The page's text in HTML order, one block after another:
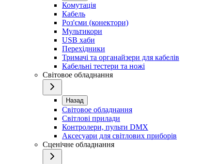
Комутація
Кабель
Роз'єми (конектори)
Мультикори
USB хаби
Перехідники
Тримачі та органайзери для кабелів
Кабельні тестери та ножі
Світовое обладнання
Назад
Світовое обладнання
Світлові прилади
Контролери, пульти DMX
Аксесуари для світлових приборів
Сценічне обладнання